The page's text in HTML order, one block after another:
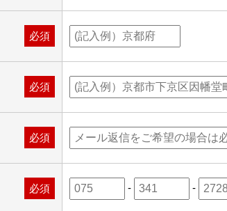
必須
必須
必須
必須 - -